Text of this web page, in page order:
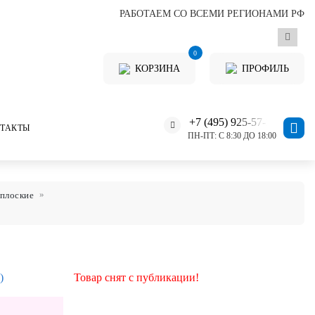
РАБОТАЕМ СО ВСЕМИ РЕГИОНАМИ РФ
КОРЗИНА
0
ПРОФИЛЬ
+7 (495) 925-57-11
ПН-ПТ: С 8:30 ДО 18:00
Товар снят с публикации!